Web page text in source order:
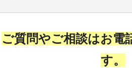
ご質問やご相談はお電
す。